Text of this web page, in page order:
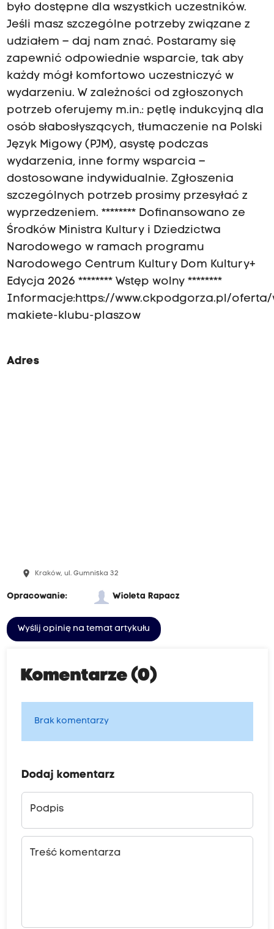
było dostępne dla wszystkich uczestników.
Jeśli masz szczególne potrzeby związane z
udziałem – daj nam znać. Postaramy się
zapewnić odpowiednie wsparcie, tak aby
każdy mógł komfortowo uczestniczyć w
wydarzeniu. W zależności od zgłoszonych
potrzeb oferujemy m.in.: pętlę indukcyjną dla
osób słabosłyszących, tłumaczenie na Polski
Język Migowy (PJM), asystę podczas
wydarzenia, inne formy wsparcia –
dostosowane indywidualnie. Zgłoszenia
szczególnych potrzeb prosimy przesyłać z
wyprzedzeniem. ******** Dofinansowano ze
Środków Ministra Kultury i Dziedzictwa
Narodowego w ramach programu
Narodowego Centrum Kultury Dom Kultury+
Edycja 2026 ******** Wstęp wolny ********
Informacje:https://www.ckpodgorza.pl/
makiete-klubu-plaszow
Adres
place Kraków, ul. Gumniska 32
Opracowanie: Wioleta Rapacz
Wyślij opinię na temat artykułu
Komentarze (0)
Brak komentarzy
Dodaj komentarz
Podpis
Treść komentarza